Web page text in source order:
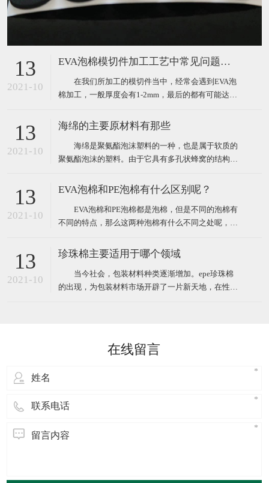
13
2021-10
EVA泡棉模切件加工工艺中常见问题分析
在我们所加工的模切件当中，经常会遇到EVA泡
棉加工，一般厚度会有1-2mm，最后的都有可能达到
肯定会遇到很多这样或那样的问题。那么我们经常遇
程中容易出现斜边（圆刀模切斜边更大）； 2、
这些
13
2021-10
海绵的主要原材料有那些
海绵是聚氨酯泡沫塑料的一种，也是属于软质的
聚氨酯泡沫的塑料。由于它具有多孔状蜂窝的结构，
的特点，正是由于这些特点，让其能够被广泛的用于
主要原材料： 1、有机异氰酸酯：最常用的是甲
笨二异氰酸酯
13
2021-10
EVA泡棉和PE泡棉有什么区别呢？
EVA泡棉和PE泡棉都是泡棉，但是不同的泡棉有
不同的特点，那么这两种泡棉有什么不同之处呢，下
塑料包装材料，EVA橡塑制品经过设计加工成形，其
材料，相对于传统防震包装，EVA泡棉可以切割、成
型;还
13
2021-10
珍珠棉主要适用于哪个领域
当今社会，包装材料种类逐渐增加。epe珍珠棉
的出现，为包装材料市场开辟了一片新天地，在性能
在线留言